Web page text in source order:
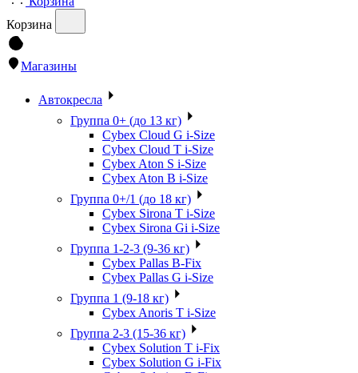
Корзина
Магазины
Автокресла
Группа 0+ (до 13 кг)
Cybex Cloud G i-Size
Cybex Cloud T i-Size
Cybex Aton S i-Size
Cybex Aton B i-Size
Группа 0+/1 (до 18 кг)
Cybex Sirona T i-Size
Cybex Sirona Gi i-Size
Группа 1-2-3 (9-36 кг)
Cybex Pallas B-Fix
Cybex Pallas G i-Size
Группа 1 (9-18 кг)
Cybex Anoris T i-Size
Группа 2-3 (15-36 кг)
Cybex Solution T i-Fix
Cybex Solution G i-Fix